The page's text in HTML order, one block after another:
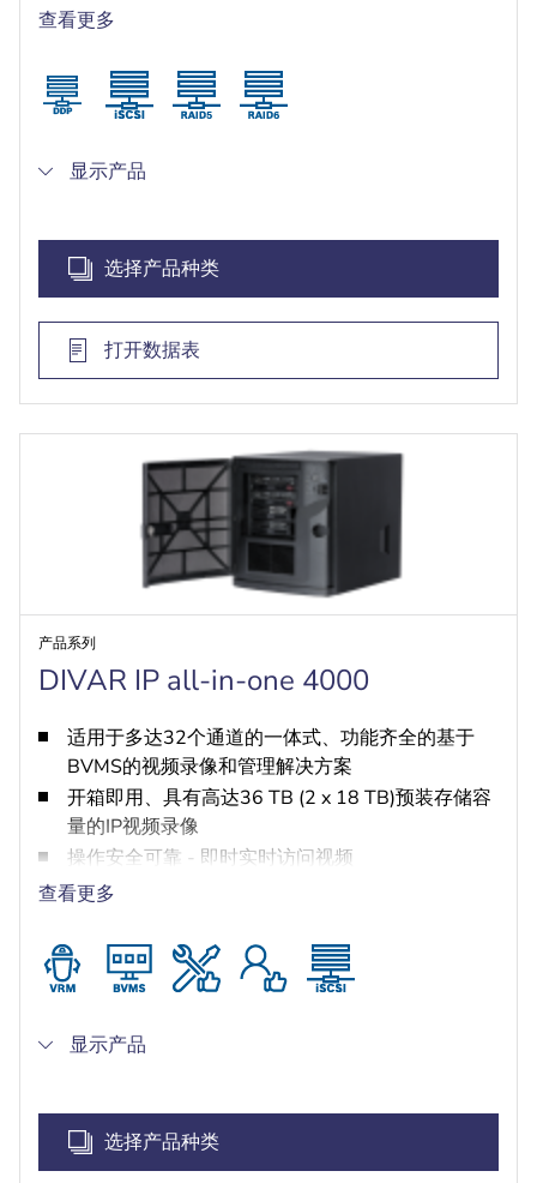
采用专有IP摄像头和VRM的多路径解决方案（双控
障。
享受NetApp服务，包括3年下一工作日现场支持
查看更多
显示产品
选择产品种类
打开数据表
产品系列
DIVAR IP all-in-one 4000
适用于多达32个通道的一体式、功能齐全的基于
BVMS的视频录像和管理解决方案
开箱即用、具有高达36 TB (2 x 18 TB)预装存储容
量的IP视频录像
操作安全可靠 - 即时实时访问视频
基于BVMS的高级用户和报警管理
择、软件设置和升级
查看更多
显示产品
选择产品种类